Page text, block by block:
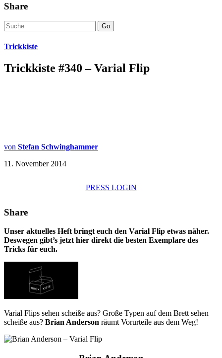
Share
Go
Trickkiste
Trickkiste #340 – Varial Flip
von Stefan Schwinghammer
11. November 2014
PRESS LOGIN
Share
Unser aktuelles Heft bringt euch den Varial Flip etwas näher.
Deswegen gibt’s jetzt hier direkt die besten Exemplare des
Tricks für euch.
Varial Flips sehen scheiße aus? Große Typen auf dem Brett sehen
scheiße aus? Brian Anderson räumt Vorurteile aus dem Weg!